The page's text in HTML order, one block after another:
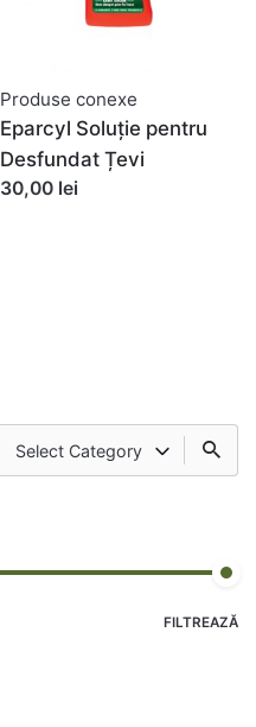
Select Category
FILTREAZĂ
Produse conexe
Eparcyl Soluție pentru
Desfundat Țevi
30,00 lei